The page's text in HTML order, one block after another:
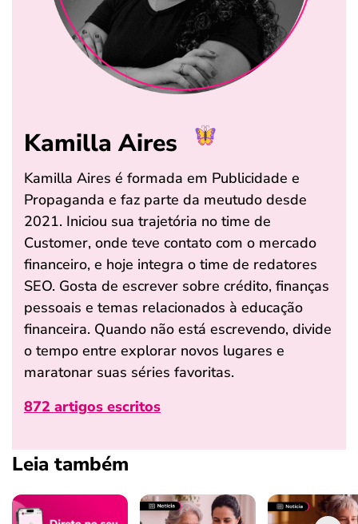
Kamilla Aires
Kamilla Aires é formada em Publicidade e
Propaganda e faz parte da meutudo desde
2021. Iniciou sua trajetória no time de
Customer, onde teve contato com o mercado
financeiro, e hoje integra o time de redatores
SEO. Gosta de escrever sobre crédito, finanças
pessoais e temas relacionados à educação
financeira. Quando não está escrevendo, divide
o tempo entre explorar novos lugares e
maratonar suas séries favoritas.
872 artigos escritos
Leia também